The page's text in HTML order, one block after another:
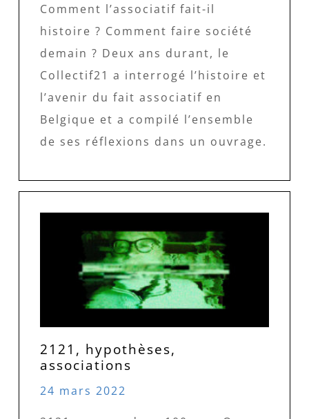
Comment l’associatif fait-il
histoire ? Comment faire société
demain ? Deux ans durant, le
Collectif21 a interrogé l’histoire et
l’avenir du fait associatif en
Belgique et a compilé l’ensemble
de ses réflexions dans un ouvrage.
2121, hypothèses,
associations
24 mars 2022